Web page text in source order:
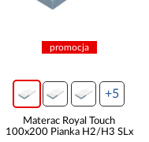
promocja
+5
Materac Royal Touch
100x200 Pianka H2/H3 SLx